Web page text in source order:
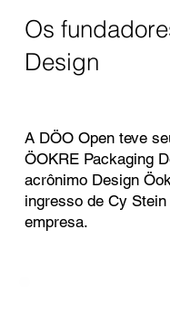
Os
Design
A DÖO Open teve
ÖOKRE Packaging
acrônimo Design
ingresso de Cy
empresa.